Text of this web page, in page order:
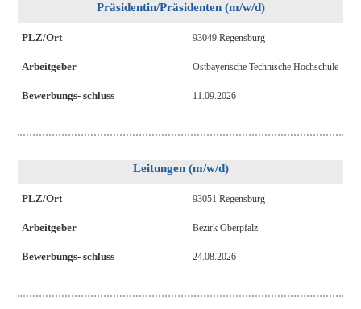
Präsidentin/Präsidenten (m/w/d)
PLZ/Ort
Arbeitgeber
Bewerbungs- schluss
93049 Regensburg
Ostbayerische Technische Hochschule
11.09.2026
Leitungen (m/w/d)
PLZ/Ort
Arbeitgeber
Bewerbungs- schluss
93051 Regensburg
Bezirk Oberpfalz
24.08.2026